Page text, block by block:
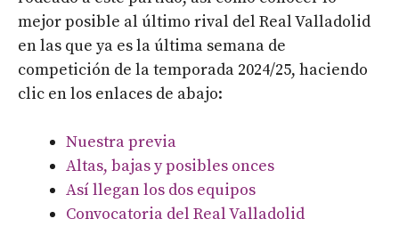
mejor posible al último rival del Real Valladolid
en las que ya es la última semana de
competición de la temporada 2024/25, haciendo
clic en los enlaces de abajo:
Nuestra previa
Altas, bajas y posibles onces
Así llegan los dos equipos
Convocatoria del Real Valladolid